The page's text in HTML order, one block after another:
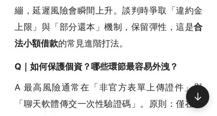
繃，延遲風險會瞬間上升。談判時爭取「違約金
上限」與「部分還本」機制，保留彈性，這是合
法小額借款的常見進階打法。
Q｜如何保護個資？哪些環節最容易外洩？
A 最高風險通常在「非官方表單上傳證件」與
「聊天軟體傳交一次性驗證碼」。原則：僅在確
↓